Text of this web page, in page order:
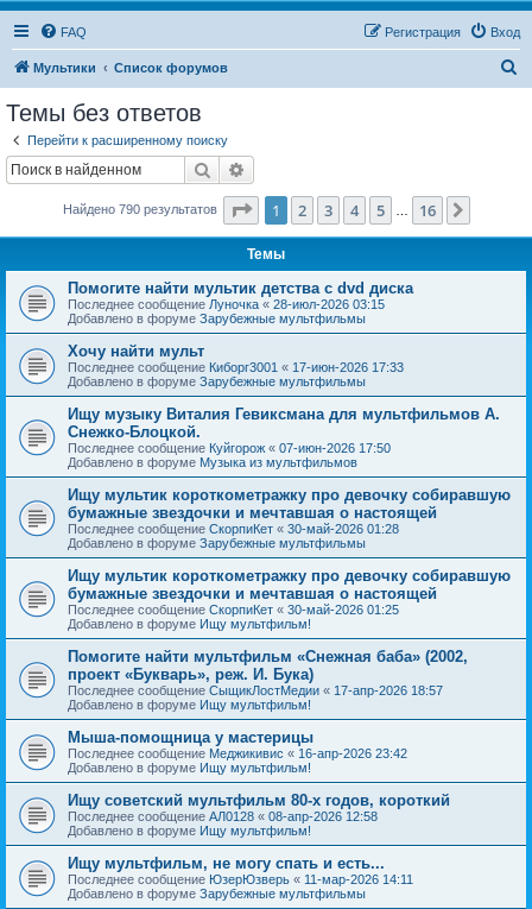
FAQ Вход
Регистрация
Мультики Список форумов
Темы без ответов
Перейти к расширенному поиску
Поиск
Найдено 790 результатов Страница из 16
1 2 3 4 5 16
Темы
Помогите найти мультик детства с dvd диска
Последнее сообщение Луночка « 28-июл-2026 03:15
Добавлено в форуме Зарубежные мультфильмы
Хочу найти мульт
Последнее сообщение Киборг3001 « 17-июн-2026 17:33
Добавлено в форуме Зарубежные мультфильмы
Ищу музыку Виталия Гевиксмана для мультфильмов А.
Снежко-Блоцкой.
Последнее сообщение Куйгорож « 07-июн-2026 17:50
Добавлено в форуме Музыка из мультфильмов
Ищу мультик короткометражку про девочку собиравшую
бумажные звездочки и мечтавшая о настоящей
Последнее сообщение СкорпиКет « 30-май-2026 01:28
Добавлено в форуме Зарубежные мультфильмы
Ищу мультик короткометражку про девочку собиравшую
бумажные звездочки и мечтавшая о настоящей
Последнее сообщение СкорпиКет « 30-май-2026 01:25
Добавлено в форуме Ищу мультфильм!
Помогите найти мультфильм «Снежная баба» (2002,
проект «Букварь», реж. И. Бука)
Последнее сообщение СыщикЛостМедии « 17-апр-2026 18:57
Добавлено в форуме Ищу мультфильм!
Мыша-помощница у мастерицы
Последнее сообщение Меджикивис « 16-апр-2026 23:42
Добавлено в форуме Ищу мультфильм!
Ищу советский мультфильм 80-х годов, короткий
Последнее сообщение АЛ0128 « 08-апр-2026 12:58
Добавлено в форуме Ищу мультфильм!
Ищу мультфильм, не могу спать и есть...
Последнее сообщение ЮзерЮзверь « 11-мар-2026 14:11
Добавлено в форуме Зарубежные мультфильмы